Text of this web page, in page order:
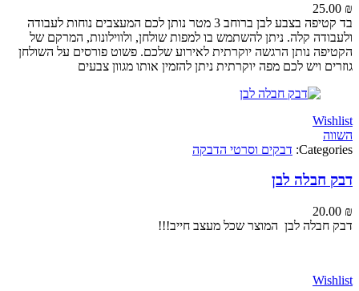
בד קטיפה בצבע לבן ברוחב 3 מטר נותן לכם המעצבים נוחות לעבודה
קלה. ניתן להשתמש בו למפות שולחן, ולווילונות, המרקם של
נותן הרגשה יוקרתית לאירוע שלכם. פשוט פורסים על השולחן
ויש לכם מפה יוקרתית ניתן להזמין אותו מגוון צבעים
דבקים וסרטי הדבקה
לבן
לבן המוצר שכל מעצב חייב!!!